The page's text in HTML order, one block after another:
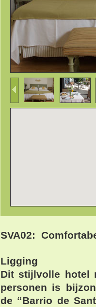
SVA02:
Ligging
Dit stijlvolle hotel
personen is
de “Barrio de